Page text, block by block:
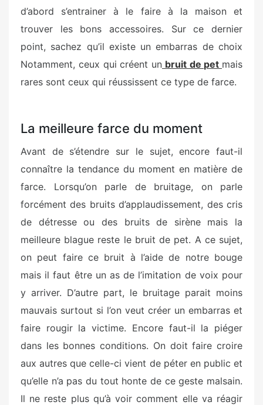
d’abord s’entrainer à le faire à la maison et
trouver les bons accessoires. Sur ce dernier
point, sachez qu’il existe un embarras de choix
Notamment, ceux qui créent un bruit de pet mais
rares sont ceux qui réussissent ce type de farce.
La meilleure farce du moment
Avant de s’étendre sur le sujet, encore faut-il
connaître la tendance du moment en matière de
farce. Lorsqu’on parle de bruitage, on parle
forcément des bruits d’applaudissement, des cris
de détresse ou des bruits de sirène mais la
meilleure blague reste le bruit de pet. A ce sujet,
on peut faire ce bruit à l’aide de notre bouge
mais il faut être un as de l’imitation de voix pour
y arriver. D’autre part, le bruitage parait moins
mauvais surtout si l’on veut créer un embarras et
faire rougir la victime. Encore faut-il la piéger
dans les bonnes conditions. On doit faire croire
aux autres que celle-ci vient de péter en public et
qu’elle n’a pas du tout honte de ce geste malsain.
Il ne reste plus qu’à voir comment elle va réagir